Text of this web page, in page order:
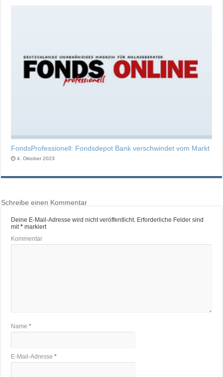
FondsProfessionell: Fondsdepot Bank verschwindet vom Markt
4. Oktober 2023
Schreibe einen Kommentar
Deine E-Mail-Adresse wird nicht veröffentlicht. Erforderliche Felder sind
mit* markiert
Kommentar
Name*
E-Mail-Adresse*